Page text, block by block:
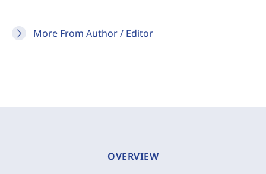
More From Author / Editor
OVERVIEW